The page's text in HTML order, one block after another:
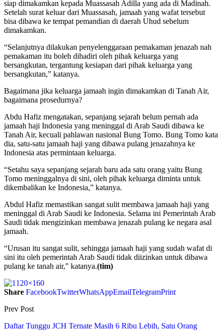
siap dimakamkan kepada Muassasah Adilla yang ada di Madinah.
Setelah surat keluar dari Muassasah, jamaah yang wafat tersebut
bisa dibawa ke tempat pemandian di daerah Uhud sebelum
dimakamkan.
“Selanjutnya dilakukan penyelenggaraan pemakaman jenazah nah
pemakaman itu boleh dihadiri oleh pihak keluarga yang
bersangkutan, tergantung kesiapan dari pihak keluarga yang
bersangkutan,” katanya.
Bagaimana jika keluarga jamaah ingin dimakamkan di Tanah Air,
bagaimana prosedurnya?
Abdu Hafiz mengatakan, sepanjang sejarah belum pernah ada
jamaah haji Indonesia yang meninggal di Arab Saudi dibawa ke
Tanah Air, kecuali pahlawan nasional Bung Tomo. Bung Tomo kata
dia, satu-satu jamaah haji yang dibawa pulang jenazahnya ke
Indonesia atas permintaan keluarga.
“Setahu saya sepanjang sejarah baru ada satu orang yaitu Bung
Tomo meninggalnya di sini, oleh pihak keluarga diminta untuk
dikembalikan ke Indonesia,” katanya.
Abdul Hafiz memastikan sangat sulit membawa jamaah haji yang
meninggal di Arab Saudi ke Indonesia. Selama ini Pemerintah Arab
Saudi tidak mengizinkan membawa jenazah pulang ke negara asal
jamaah.
“Urusan itu sangat sulit, sehingga jamaah haji yang sudah wafat di
sini itu oleh pemerintah Arab Saudi tidak diizinkan untuk dibawa
pulang ke tanah air,” katanya.(tim)
Share FacebookTwitterWhatsAppEmailTelegramPrint
Prev Post
Daftar Tunggu JCH Ternate Masih 6 Ribu Lebih, Satu Orang